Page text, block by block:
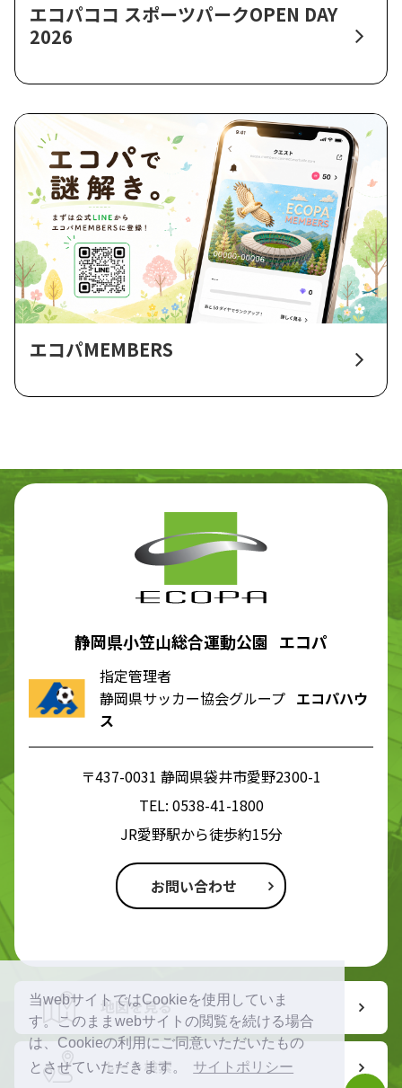
当webサイトではCookieを使用していま
す。このままwebサイトの閲覧を続ける場合
は、Cookieの利用にご同意いただいたもの
とさせていただきます。
サイトポリシー
エコパココ スポーツパークOPEN DAY
2026
エコパMEMBERS
静岡県小笠山総合運動公園 エコパ
指定管理者
静岡県サッカー協会グループ エコパハウ
ス
〒437-0031 静岡県袋井市愛野2300-1
TEL: 0538-41-1800
JR愛野駅から徒歩約15分
お問い合わせ
地図を見る
ルート検索